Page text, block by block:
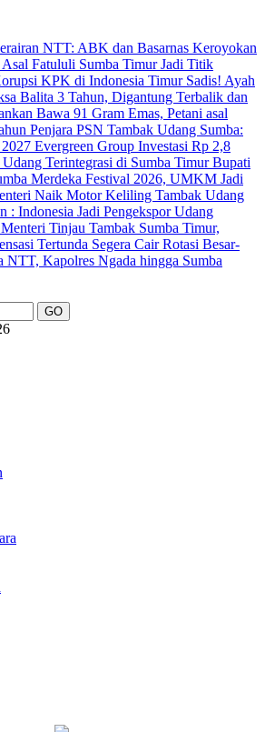
NTT: ABK dan Basarnas Keroyokan
Asal Fatululi Sumba Timur Jadi Titik
KPK di Indonesia Timur Sadis! Ayah
Balita 3 Tahun, Digantung Terbalik dan
Bawa 91 Gram Emas, Petani asal
Penjara PSN Tambak Udang Sumba:
Evergreen Group Investasi Rp 2,8
Terintegrasi di Sumba TimurBupati
Merdeka Festival 2026, UMKM Jadi
Naik Motor Keliling Tambak Udang
: Indonesia Jadi Pengekspor Udang
Tinjau Tambak Sumba Timur,
Tertunda Segera CairRotasi Besar-
NTT, Kapolres Ngada hingga Sumba